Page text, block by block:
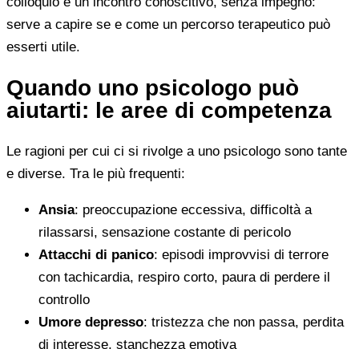
serve a capire se e come un percorso terapeutico può
esserti utile.
Quando uno psicologo può
aiutarti: le aree di competenza
Le ragioni per cui ci si rivolge a uno psicologo sono tante
e diverse. Tra le più frequenti:
Ansia: preoccupazione eccessiva, difficoltà a
rilassarsi, sensazione costante di pericolo
Attacchi di panico: episodi improvvisi di terrore
con tachicardia, respiro corto, paura di perdere il
controllo
Umore depresso: tristezza che non passa, perdita
di interesse, stanchezza emotiva